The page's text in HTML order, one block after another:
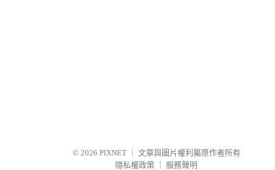
© 2026 PIXNET
文章與圖片權利屬原作者所有
隱私權政策
服務聲明